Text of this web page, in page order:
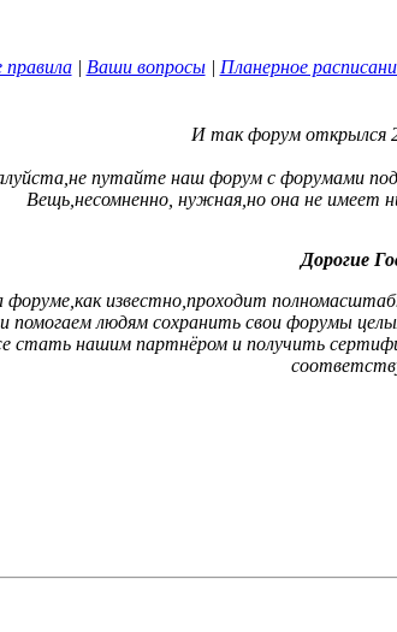
| Ваши вопросы| Планерное
И так форум открылся
путайте наш форум с форумами
Вещь,несомненно, нужная,но она не имеет
Дорогие
известно,проходит
помогаем людям сохранить свои форумы
стать нашим партнёром и получить